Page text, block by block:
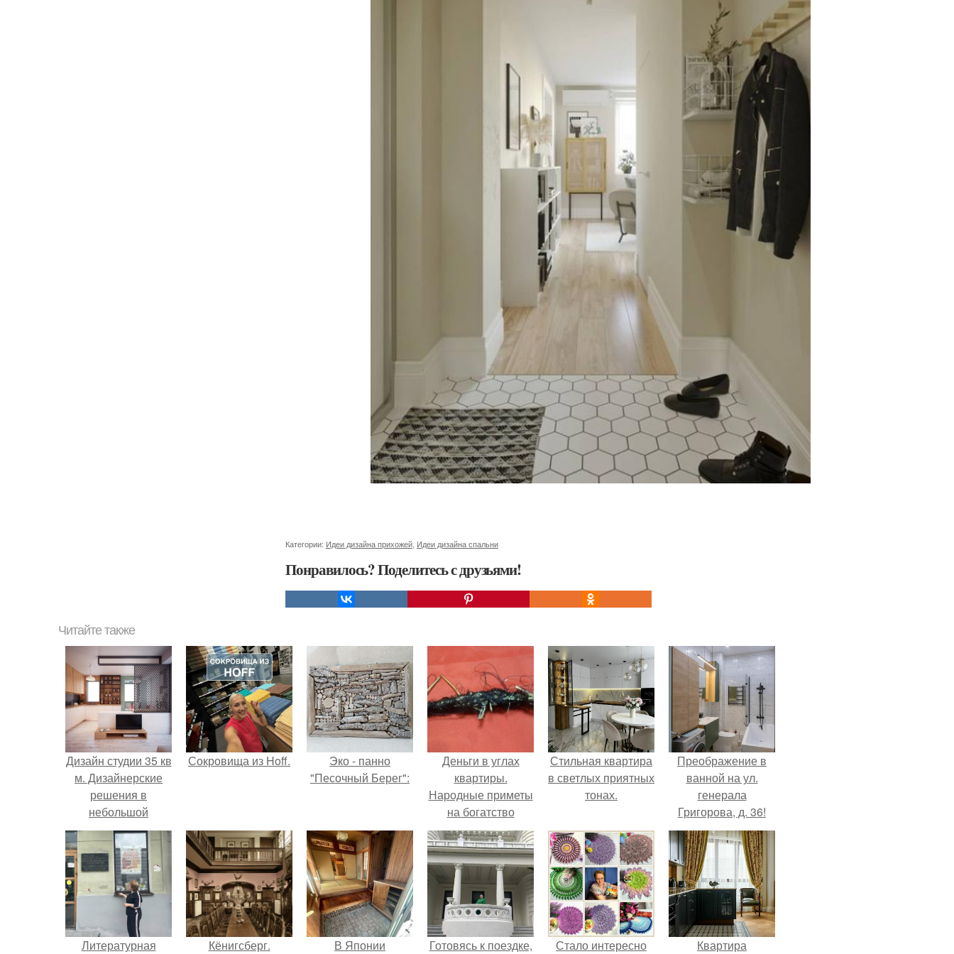
Категории: Идеи дизайна прихожей Идеи дизайна спальни
Понравилось? Поделитесь с друзьями!
Читайте также
Дизайн студии 35 кв
м. Дизайнерские
решения в
небольшой
квартире-студии
Сокровища из Hoff.
Эко - панно
"Песочный Берег":
Деньги в углах
квартиры.
Народные приметы
на богатство
Стильная квартира
в светлых приятных
тонах.
Преображение в
ванной на ул.
генерала
Григорова, д. 36!
Литературная Кёнигсберг. В Японии Готовясь к поездке, Стало интересно Квартира